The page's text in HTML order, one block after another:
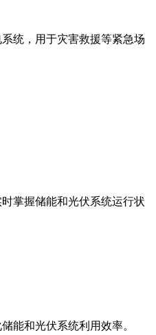
统，用于灾害救援等紧急场
掌握储能和光伏系统运行状
能和光伏系统利用效率。